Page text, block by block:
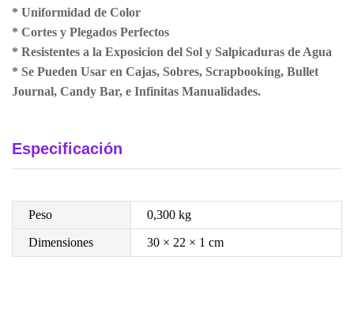
* Uniformidad de Color
* Cortes y Plegados Perfectos
* Resistentes a la Exposicion del Sol y Salpicaduras de Agua
* Se Pueden Usar en Cajas, Sobres, Scrapbooking, Bullet
Journal, Candy Bar, e Infinitas Manualidades.
Especificación
Peso 0,300 kg
Dimensiones 30 × 22 × 1 cm